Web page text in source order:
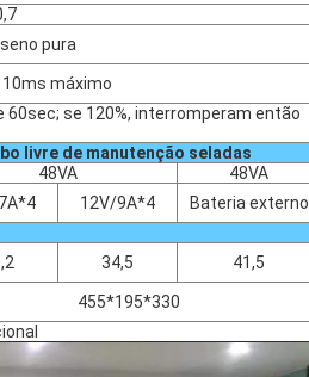
pura
máximo
se 120%, interromperam então
livre de manutenção seladas
48VA 48VA
12V/9A*4
Bateria externo
34,5
41,5
455*195*330